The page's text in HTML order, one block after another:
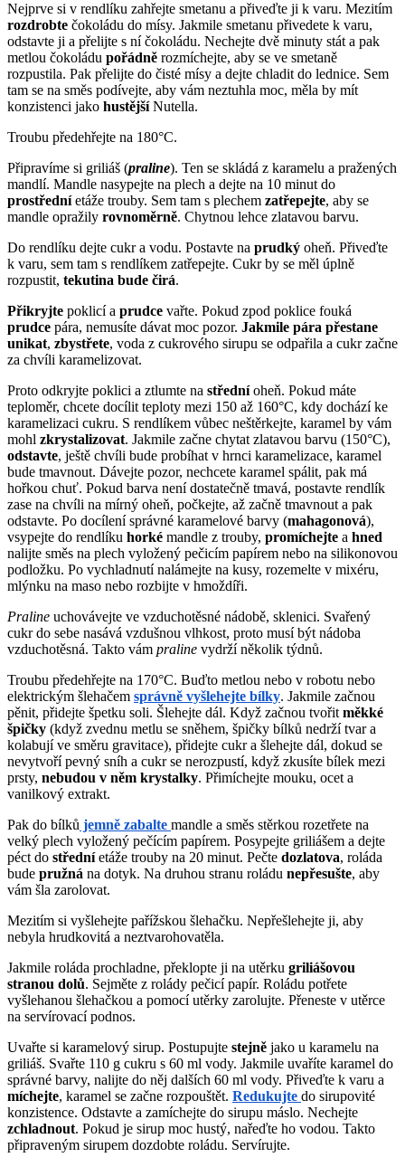
Nejprve si v rendlíku zahřejte smetanu a přiveďte ji k varu. Mezitím
rozdrobte čokoládu do mísy. Jakmile smetanu přivedete k varu,
odstavte ji a přelijte s ní čokoládu. Nechejte dvě minuty stát a pak
metlou čokoládu pořádně rozmíchejte, aby se ve smetaně
rozpustila. Pak přelijte do čisté mísy a dejte chladit do lednice. Sem
tam se na směs podívejte, aby vám neztuhla moc, měla by mít
konzistenci jako hustějšíNutella.
Troubu předehřejte na 180°C.
Připravíme si griliáš (praline). Ten se skládá z karamelu a pražených
mandlí. Mandle nasypejte na plech a dejte na 10 minut do
prostředníetáže trouby. Sem tam s plechem zatřepejte, aby se
mandle opražily rovnoměrně. Chytnou lehce zlatavou barvu.
Do rendlíku dejte cukr a vodu. Postavte na prudký oheň. Přiveďte
k varu, sem tam s rendlíkem zatřepejte. Cukr by se měl úplně
rozpustit, tekutina bude čirá.
Přikryjte poklicí a prudce vařte. Pokud zpod poklice fouká
prudce pára, nemusíte dávat moc pozor. Jakmile pára přestane
unikat, zbystřete, voda z cukrového sirupu se odpařila a cukr začne
za chvíli karamelizovat.
Proto odkryjte poklici a ztlumte na středníoheň. Pokud máte
teploměr, chcete docílit teploty mezi 150 až 160°C, kdy dochází ke
karamelizaci cukru. S rendlíkem vůbec neštěrkejte, karamel by vám
mohl zkrystalizovat. Jakmile začne chytat zlatavou barvu (150°C),
odstavte, ještě chvíli bude probíhat v hrnci karamelizace, karamel
bude tmavnout. Dávejte pozor, nechcete karamel spálit, pak má
hořkou chuť. Pokud barva není dostatečně tmavá, postavte rendlík
zase na chvíli na mírný oheň, počkejte, až začně tmavnout a pak
odstavte. Po docílení správné karamelové barvy (mahagonová),
vsypejte do rendlíku horké mandle z trouby, promíchejte a hned
nalijte směs na plech vyložený pečicím papírem nebo na silikonovou
podložku. Po vychladnutí nalámejte na kusy, rozemelte v mixéru,
mlýnku na maso nebo rozbijte v hmoždíři.
Praline uchovávejte ve vzduchotěsné nádobě, sklenici. Svařený
cukr do sebe nasává vzdušnou vlhkost, proto musí být nádoba
vzduchotěsná. Takto vám praline vydrží několik týdnů.
Troubu předehřejte na 170°C. Buďto metlou nebo v robotu nebo
elektrickým šlehačem správně vyšlehejte bílky. Jakmile začnou
pěnit, přidejte špetku soli. Šlehejte dál. Když začnou tvořit měkké
špičky (když zvednu metlu se sněhem, špičky bílků nedrží tvar a
kolabují ve směru gravitace), přidejte cukr a šlehejte dál, dokud se
nevytvoří pevný sníh a cukr se nerozpustí, když zkusíte bílek mezi
prsty, nebudou v něm krystalky. Přimíchejte mouku, ocet a
vanilkový extrakt.
Pak do bílků jemně zabalte mandle a směs stěrkou rozetřete na
velký plech vyložený pečícím papírem. Posypejte griliášem a dejte
péct do středníetáže trouby na 20 minut. Pečte dozlatova, roláda
bude pružná na dotyk. Na druhou stranu roládu nepřesušte, aby
vám šla zarolovat.
Mezitím si vyšlehejte pařížskou šlehačku. Nepřešlehejte ji, aby
nebyla hrudkovitá a neztvarohovatěla.
Jakmile roláda prochladne, překlopte ji na utěrku griliášovou
stranou dolů. Sejměte z rolády pečicí papír. Roládu potřete
vyšlehanou šlehačkou a pomocí utěrky zarolujte. Přeneste v utěrce
na servírovací podnos.
Uvařte si karamelový sirup. Postupujte stejně jako u karamelu na
griliáš. Svařte 110 g cukru s 60 ml vody. Jakmile uvaříte karamel do
správné barvy, nalijte do něj dalších 60 ml vody. Přiveďte k varu a
míchejte, karamel se začne rozpouštět. Redukujte do sirupovité
konzistence. Odstavte a zamíchejte do sirupu máslo. Nechejte
zchladnout. Pokud je sirup moc hustý, nařeďte ho vodou. Takto
připraveným sirupem dozdobte roládu. Servírujte.